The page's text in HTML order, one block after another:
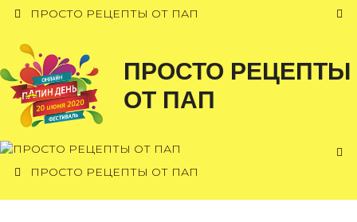
Перейти
содержимому
ПРОСТО РЕЦЕПТЫ ОТ ПАП
ПРОСТО РЕЦЕПТЫ
ОТ ПАП
ПРОСТО РЕЦЕПТЫ ОТ ПАП